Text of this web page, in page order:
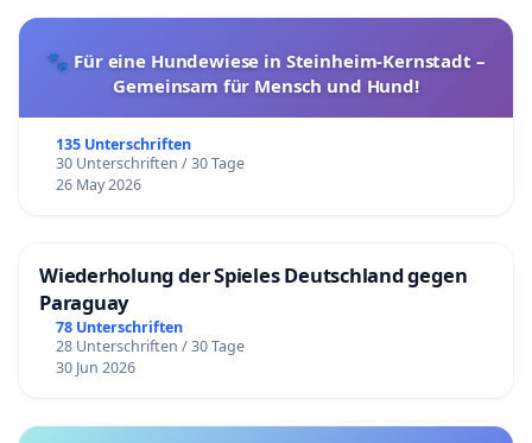
🐾 Für eine Hundewiese in Steinheim-Kernstadt –
Gemeinsam für Mensch und Hund!
135 Unterschriften
30 Unterschriften / 30 Tage
26 May 2026
Wiederholung der Spieles Deutschland gegen
Paraguay
78 Unterschriften
28 Unterschriften / 30 Tage
30 Jun 2026